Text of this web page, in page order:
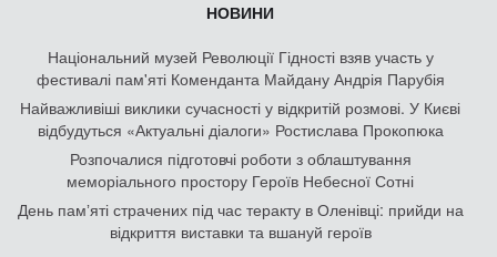
НОВИНИ
Національний музей Революції Гідності взяв участь у
фестивалі пам'яті Коменданта Майдану Андрія Парубія
Найважливіші виклики сучасності у відкритій розмові. У Києві
відбудуться «Актуальні діалоги» Ростислава Прокопюка
Розпочалися підготовчі роботи з облаштування
меморіального простору Героїв Небесної Сотні
День памʼяті страчених під час теракту в Оленівці: прийди на
відкриття виставки та вшануй героїв